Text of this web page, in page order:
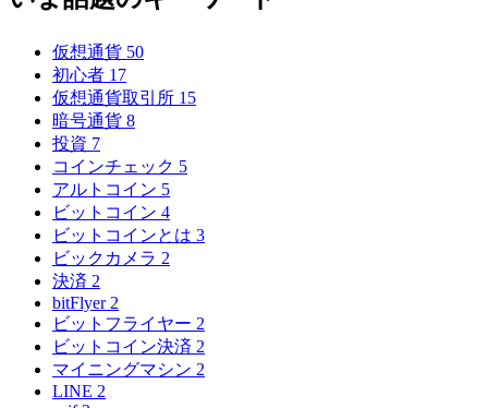
仮想通貨 50
初心者 17
仮想通貨取引所 15
暗号通貨 8
投資 7
コインチェック 5
アルトコイン 5
ビットコイン 4
ビットコインとは 3
ビックカメラ 2
決済 2
bitFlyer 2
ビットフライヤー 2
ビットコイン決済 2
マイニングマシン 2
LINE 2